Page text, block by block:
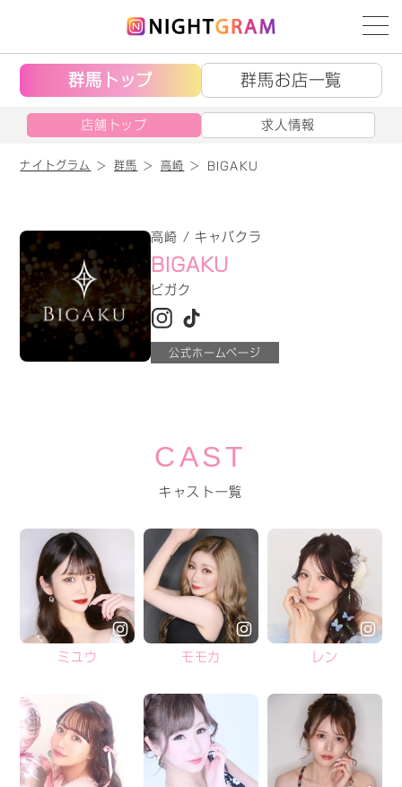
群馬トップ 群馬お店一覧
店舗トップ 求人情報
ナイトグラム 群馬 高崎 BIGAKU
高崎 / キャバクラ
BIGAKU
ビガク
公式ホームページ
CAST
キャスト一覧
ミユウ モモカ レン